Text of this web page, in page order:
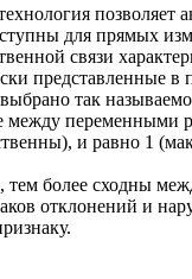
для прямых
связи
представленные
так
переменными
и равно 1
более сходны
отклонений и